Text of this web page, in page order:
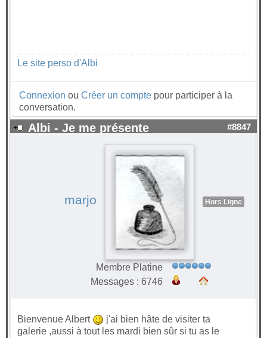
Le site perso d'Albi
Connexion ou Créer un compte pour participer à la
conversation.
Albi - Je me présente #8847
marjo Hors Ligne
Membre Platine
Messages : 6746
Bienvenue Albert
j'ai bien hâte de visiter ta
galerie ,aussi à tout les mardi bien sûr si tu as le